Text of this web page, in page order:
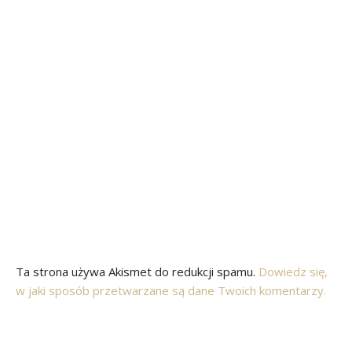
Ta strona używa Akismet do redukcji spamu. Dowiedz się,
w jaki sposób przetwarzane są dane Twoich komentarzy.